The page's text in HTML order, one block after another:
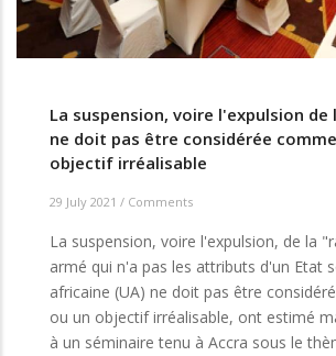
La suspension, voire l'expulsion de
ne doit pas être considérée
objectif irréalisable
29 July 2021 / Comments
La suspension, voire l'expulsion, de la
armé qui n'a pas les attributs d'un Etat
africaine (UA) ne doit pas être
ou un objectif irréalisable, ont estimé
à un séminaire tenu à Accra sous le